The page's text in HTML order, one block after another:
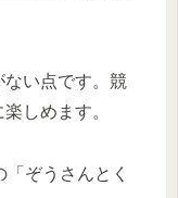
い点です。競
しめます。
ぞうさんとく